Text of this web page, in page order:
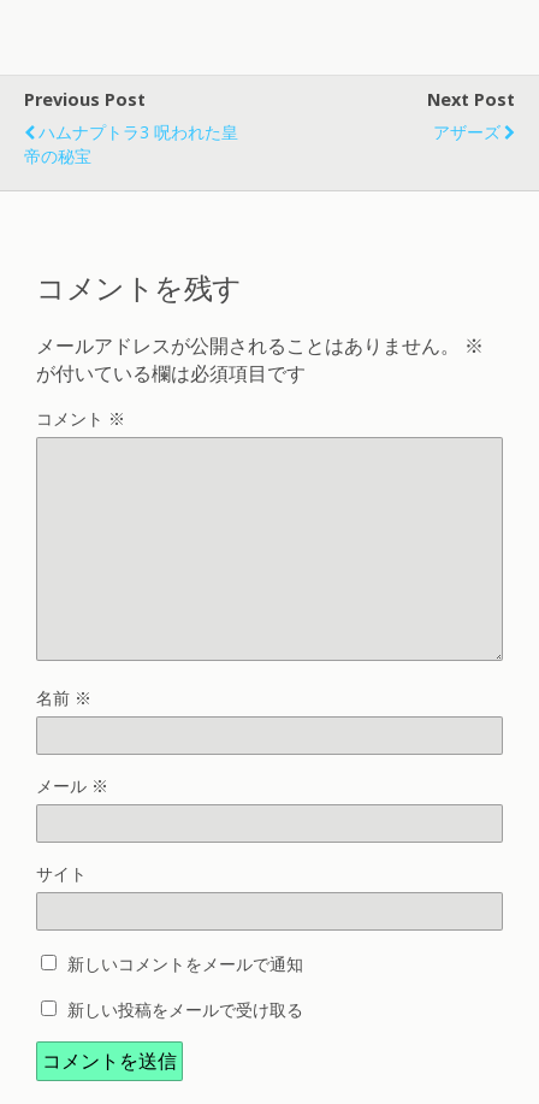
Previous Post
ハムナプトラ3 呪われた皇
帝の秘宝
Next Post
アザーズ
コメントを残す
メールアドレスが公開されることはありません。
※
が付いている欄は必須項目です
コメント ※
名前 ※
メール ※
サイト
新しいコメントをメールで通知
新しい投稿をメールで受け取る